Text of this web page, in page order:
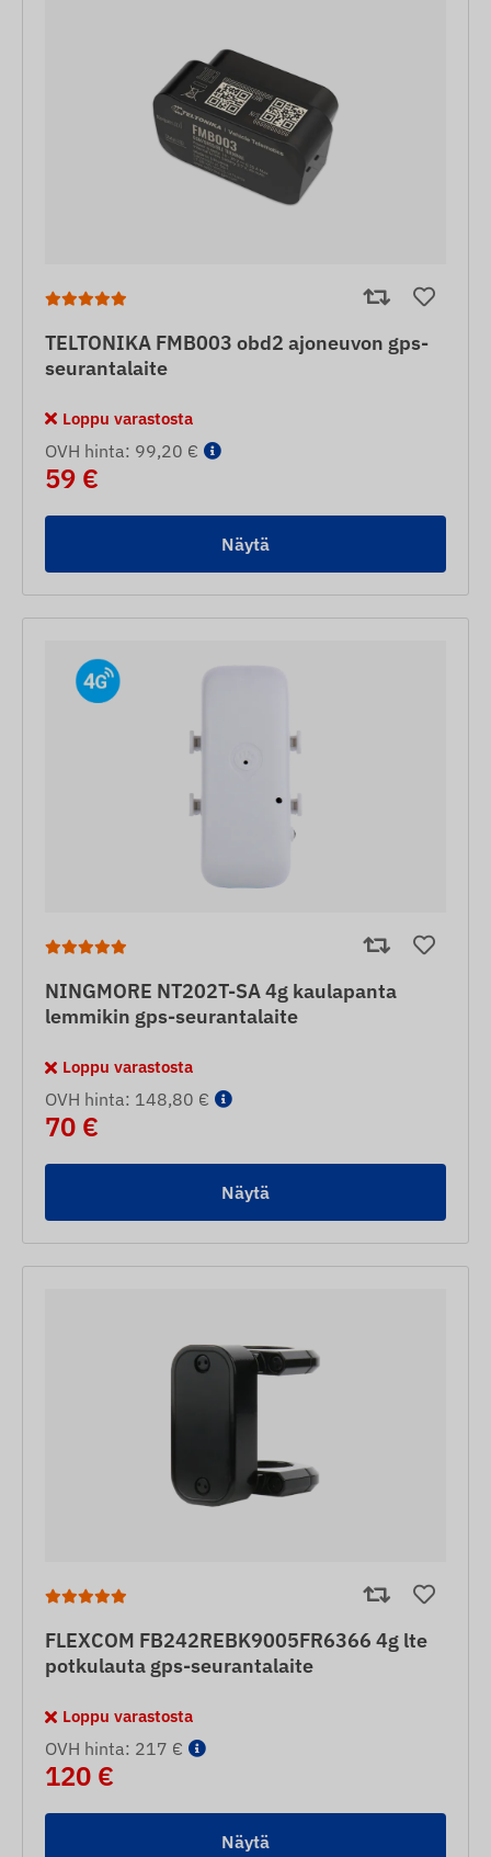
TELTONIKA FMB003 obd2 ajoneuvon gps-
seurantalaite
Loppu varastosta
OVH hinta: 99,20 €
59 €
Näytä
NINGMORE NT202T-SA 4g kaulapanta
lemmikin gps-seurantalaite
Loppu varastosta
OVH hinta: 148,80 €
70 €
Näytä
FLEXCOM FB242REBK9005FR6366 4g lte
potkulauta gps-seurantalaite
Loppu varastosta
OVH hinta: 217 €
120 €
Näytä